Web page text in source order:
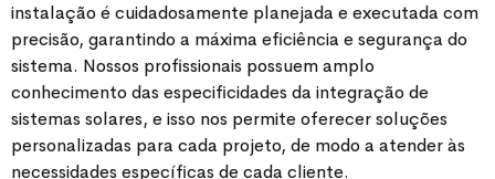
instalação é cuidadosamente planejada e executada com
precisão, garantindo a máxima eficiência e segurança do
sistema. Nossos profissionais possuem amplo
conhecimento das especificidades da integração de
sistemas solares, e isso nos permite oferecer soluções
personalizadas para cada projeto, de modo a atender às
necessidades específicas de cada cliente.